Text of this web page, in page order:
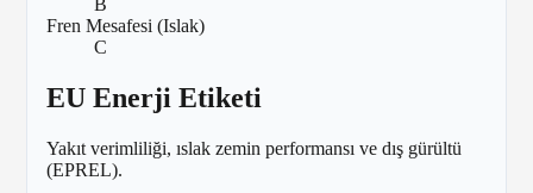
B
Fren Mesafesi (Islak)
C
EU Enerji Etiketi
Yakıt verimliliği, ıslak zemin performansı ve dış gürültü
(EPREL).